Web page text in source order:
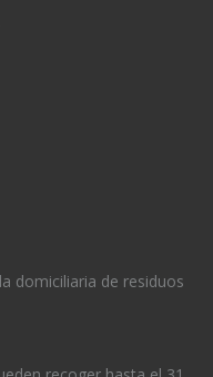
domiciliaria de residuos